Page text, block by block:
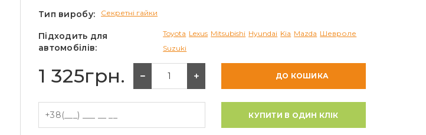
Тип виробу: Секретні гайки
Підходить для
автомобілів:
Toyota Lexus Mitsubishi Hyundai Kia Mazda Шевроле
Suzuki
1 325грн. ДО КОШИКА
КУПИТИ В ОДИН КЛІК